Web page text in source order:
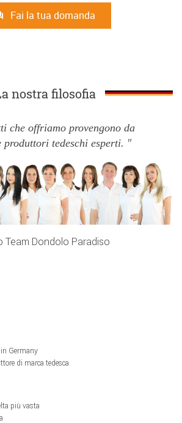
Fai la tua domanda
nostra filosofia
che offriamo provengono da
tedeschi esperti.
Team Dondolo Paradiso
in Germany
di marca tedesca
più vasta